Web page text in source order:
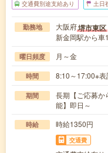
交通費別途支給あり 土日
勤務地 大阪府堺市東区
新金岡駅から車
曜日頻度 月～金
時間 8:10～17:00※表
期間
長期【ご応募か
能】即日～
時給 時給1350円
交通費